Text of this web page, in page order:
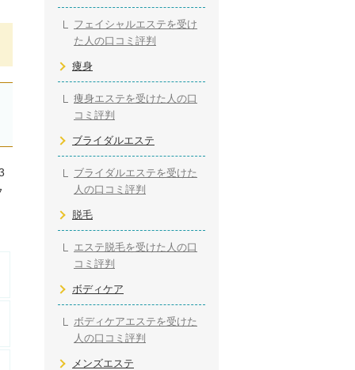
フェイシャルエステを受け
た人の口コミ評判
痩身
痩身エステを受けた人の口
コミ評判
ブライダルエステ
ブライダルエステを受けた
人の口コミ評判
脱毛
エステ脱毛を受けた人の口
コミ評判
ボディケア
ボディケアエステを受けた
人の口コミ評判
メンズエステ